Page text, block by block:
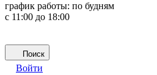
график работы: по будням
с 11:00 до 18:00
Поиск
Войти